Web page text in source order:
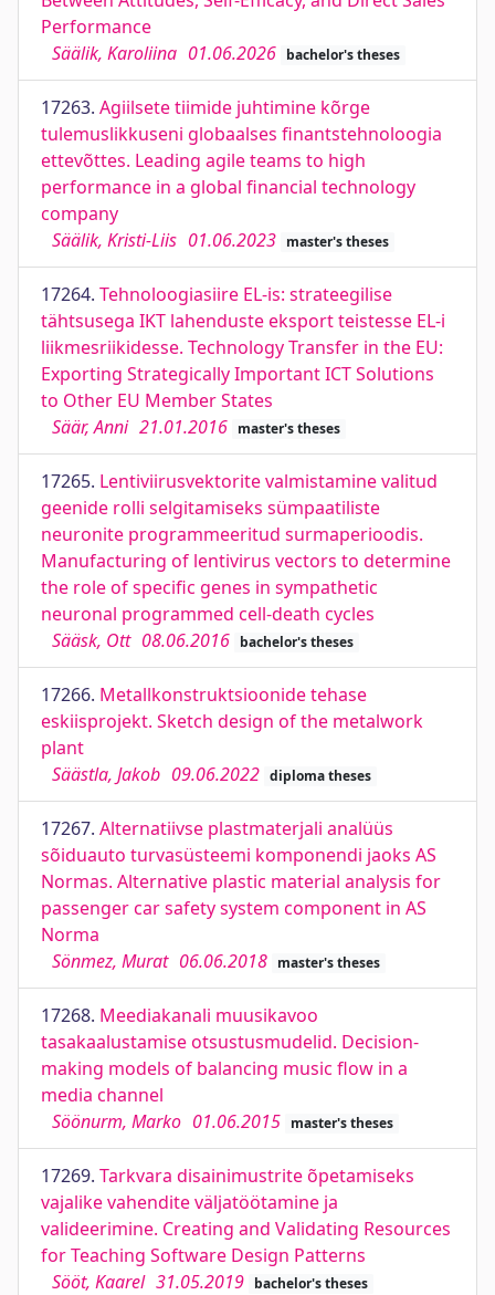
Performance
Säälik, Karoliina 01.06.2026 bachelor's theses
17263. Agiilsete tiimide juhtimine kõrge
tulemuslikkuseni globaalses finantstehnoloogia
ettevõttes. Leading agile teams to high
performance in a global financial technology
company
Säälik, Kristi-Liis 01.06.2023 master's theses
17264. Tehnoloogiasiire EL-is: strateegilise
tähtsusega IKT lahenduste eksport teistesse EL-i
liikmesriikidesse. Technology Transfer in the EU:
Exporting Strategically Important ICT Solutions
to Other EU Member States
Säär, Anni 21.01.2016 master's theses
17265. Lentiviirusvektorite valmistamine valitud
geenide rolli selgitamiseks sümpaatiliste
neuronite programmeeritud surmaperioodis.
Manufacturing of lentivirus vectors to determine
the role of specific genes in sympathetic
neuronal programmed cell-death cycles
Sääsk, Ott 08.06.2016 bachelor's theses
17266. Metallkonstruktsioonide tehase
eskiisprojekt. Sketch design of the metalwork
plant
Säästla, Jakob 09.06.2022 diploma theses
17267. Alternatiivse plastmaterjali analüüs
sõiduauto turvasüsteemi komponendi jaoks AS
Normas. Alternative plastic material analysis for
passenger car safety system component in AS
Norma
Sönmez, Murat 06.06.2018 master's theses
17268. Meediakanali muusikavoo
tasakaalustamise otsustusmudelid. Decision-
making models of balancing music flow in a
media channel
Söönurm, Marko 01.06.2015 master's theses
17269. Tarkvara disainimustrite õpetamiseks
vajalike vahendite väljatöötamine ja
valideerimine. Creating and Validating Resources
for Teaching Software Design Patterns
Sööt, Kaarel 31.05.2019 bachelor's theses